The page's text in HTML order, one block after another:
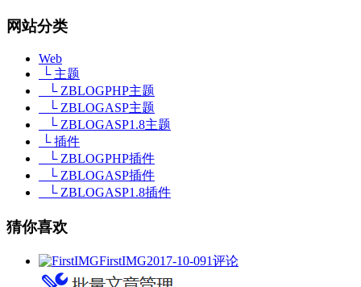
网站分类
Web
└ 主题
└ ZBLOGPHP主题
└ ZBLOGASP主题
└ ZBLOGASP1.8主题
└ 插件
└ ZBLOGPHP插件
└ ZBLOGASP插件
└ ZBLOGASP1.8插件
猜你喜欢
FirstIMG2017-10-091评论